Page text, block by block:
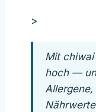
>
Mit chiwai
hoch —